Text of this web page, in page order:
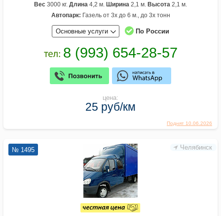
Поднят 10.06.2026
Вес 3000 кг. Длина 4,2 м. Ширина 2,1 м. Высота 2,1 м.
Автопарк: Газель от 3х до 6 м., до 3х тонн
Основные услуги По России
цена:
25 руб/км
Челябинск
№ 1495